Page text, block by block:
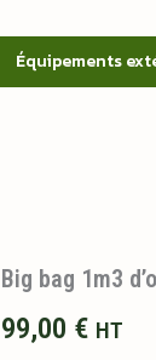
Équipements
Big bag 1m3
99,00 € HT